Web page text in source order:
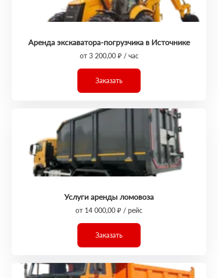
Аренда экскаватора-погрузчика в Источнике
от 3 200,00 ₽ / час
Заказать
Услуги аренды ломовоза
от 14 000,00 ₽ / рейс
Заказать